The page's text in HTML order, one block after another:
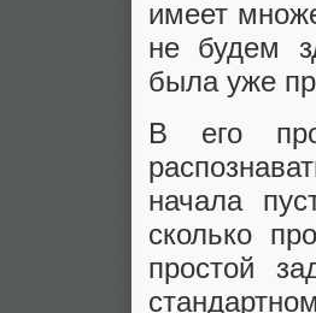
имеет
не будем
была уже
В его
начала
сколько
простой